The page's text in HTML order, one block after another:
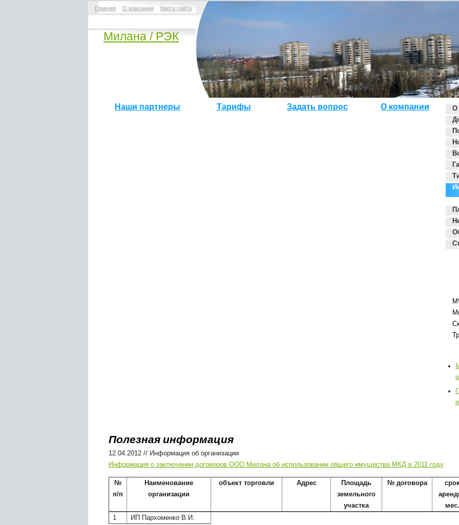
Главная О компании Карта сайта
Mилана / РЭК
Наши партнеры Тарифы Задать вопрос О компании
О
Полезная информация
12.04.2012 // Информация об организации
Информация о заключении договоров ООО Милана об использовании общего имущества МКД в 2011 году
№
п/п
Наименование
организации
объект торговли Адрес
Площадь
земельного
участка
№ договора
мес.
1
ИП Пархоменко В.И.